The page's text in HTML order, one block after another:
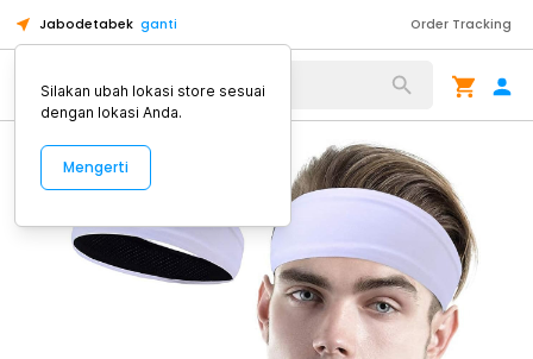
Jabodetabek ganti Order Tracking
Alat Kopi
Silakan ubah lokasi store sesuai
dengan lokasi Anda.
Mengerti